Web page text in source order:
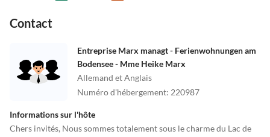
Contact
Entreprise Marx managt - Ferienwohnungen am
Bodensee - Mme Heike Marx
Allemand et Anglais
Numéro d'hébergement: 220987
Informations sur l'hôte
Chers invités, Nous sommes totalement sous le charme du Lac de